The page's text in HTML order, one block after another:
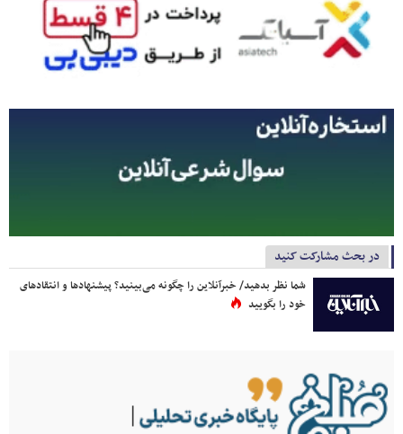
در بحث مشارکت کنید
شما نظر بدهید/ خبرآنلاین را چگونه می‌بینید؟ پیشنهادها و انتقادهای
خود را بگویید